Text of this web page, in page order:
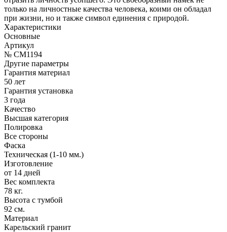
только на личностные качества человека, коими он обладал
при жизни, но и также символ единения с природой.
Характеристики
Основные
Артикул
№ CM1194
Другие параметры
Гарантия материал
50 лет
Гарантия установка
3 года
Качество
Высшая категория
Полировка
Все стороны
Фаска
Техническая (1-10 мм.)
Изготовление
от 14 дней
Вес комплекта
78 кг.
Высота с тумбой
92 см.
Материал
Карельский гранит